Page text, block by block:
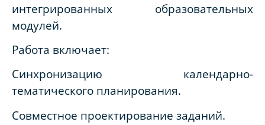
интегрированных образовательных
модулей.
Работа включает:
Синхронизацию календарно-
тематического планирования.
Совместное проектирование заданий.